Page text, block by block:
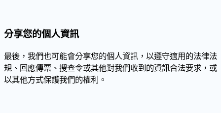
分享您的個人資訊
最後，我們也可能會分享您的個人資訊，以遵守適用的法律法
規、回應傳票、搜查令或其他對我們收到的資訊合法要求，或
以其他方式保護我們的權利。